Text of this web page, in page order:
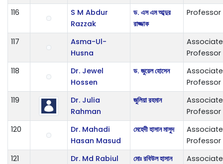
116
S M Abdur
Razzak
ড. এস এম আব্দুর
রাজ্জাক
Professor
117
Asma-Ul-
Husna
Associate
Professor
118
Dr. Jewel
Hossen
ড. জুয়েল হোসেন
Associate
Professor
119
Dr. Julia
Rahman
জুলিয়া রহমান
Associate
Professor
120
Dr. Mahadi
Hasan Masud
মেহেদী হাসান মাসুদ
Associate
Professor
121
Dr. Md Rabiul
মোঃ রবিউল হাসান
Associate